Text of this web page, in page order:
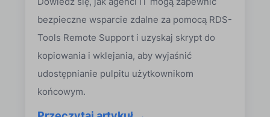
bezpieczne wsparcie zdalne za pomocą RDS-
Tools Remote Support i uzyskaj skrypt do
kopiowania i wklejania, aby wyjaśnić
udostępnianie pulpitu użytkownikom
końcowym.